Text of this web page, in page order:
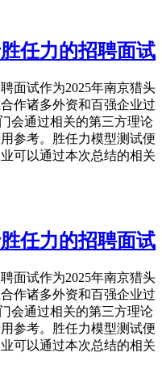
任力的招聘面试
面试作为2025年南京猎头
作诸多外资和百强企业过
会通过相关的第三方理论
参考。胜任力模型测试便
可以通过本次总结的相关
任力的招聘面试
面试作为2025年南京猎头
作诸多外资和百强企业过
会通过相关的第三方理论
参考。胜任力模型测试便
可以通过本次总结的相关